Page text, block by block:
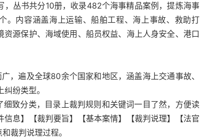
，丛书共分10册，收录482个海事精品案例，提炼海事
内容涵盖海上运输、船舶工程、海上事故、救助打
源保护、海域使用、船员权益、海上人身安全、港口
，遍及全球80余个国家和地区，涵盖海上交通事故、
纷类型。
致分类，目录上裁判规则和关键词一目了然，方便读
息】【裁判要旨】【基本案情】【裁判说理】【法官
裁判说理过程。